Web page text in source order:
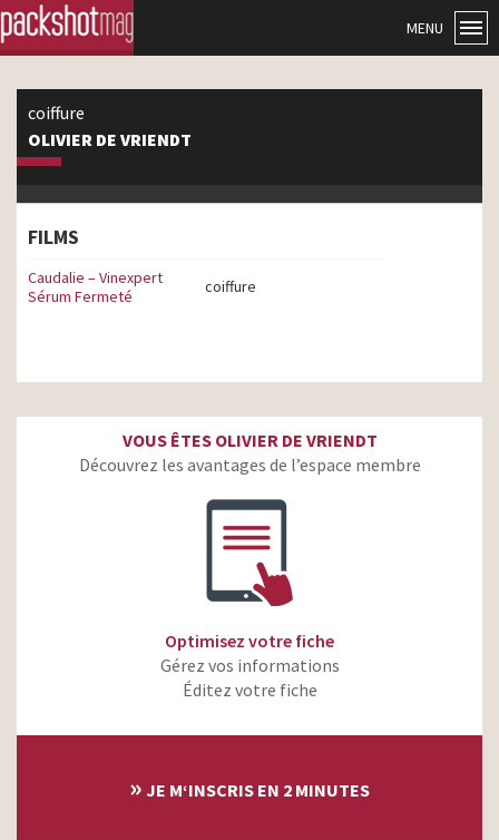
MENU
coiffure
OLIVIER DE VRIENDT
FILMS
Caudalie – Vinexpert
Sérum Fermeté
coiffure
VOUS ÊTES OLIVIER DE VRIENDT
Découvrez les avantages de l’espace membre
Optimisez votre fiche
Gérez vos informations
Éditez votre fiche
» JE M‘INSCRIS EN 2 MINUTES